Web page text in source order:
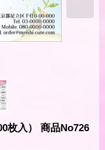
枚入） 商品No726